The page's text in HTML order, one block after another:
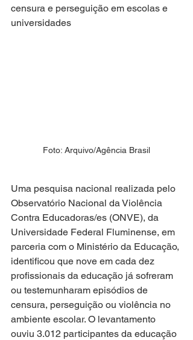
censura e perseguição em escolas e
universidades
Foto: Arquivo/Agência Brasil
Uma pesquisa nacional realizada pelo
Observatório Nacional da Violência
Contra Educadoras/es (ONVE), da
Universidade Federal Fluminense, em
parceria com o Ministério da Educação,
identificou que nove em cada dez
profissionais da educação já sofreram
ou testemunharam episódios de
censura, perseguição ou violência no
ambiente escolar. O levantamento
ouviu 3.012 participantes da educação